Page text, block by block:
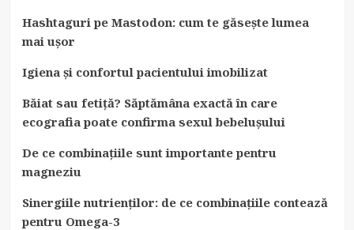
Hashtaguri pe Mastodon: cum te găsește lumea
mai ușor
Igiena și confortul pacientului imobilizat
Băiat sau fetiță? Săptămâna exactă în care
ecografia poate confirma sexul bebelușului
De ce combinațiile sunt importante pentru
magneziu
Sinergiile nutrienților: de ce combinațiile contează
pentru Omega-3